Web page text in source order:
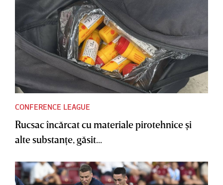
CONFERENCE LEAGUE
Rucsac încărcat cu materiale pirotehnice şi
alte substanţe, găsit...